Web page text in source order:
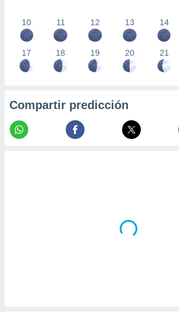
10 11 12 13 14
17 18 19 20 21
Compartir predicción